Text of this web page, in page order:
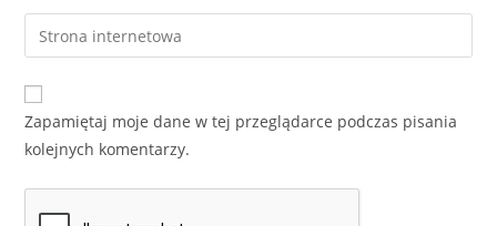
comment
email
address
comment
Enter
your
website
URL
(optional)
Zapamiętaj moje dane w tej przeglądarce podczas pisania
kolejnych komentarzy.